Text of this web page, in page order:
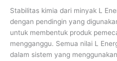
Stabilitas kimia dari minyak L
dengan pendingin yang
untuk membentuk produk
mengganggu. Semua nilai L
dalam sistem yang